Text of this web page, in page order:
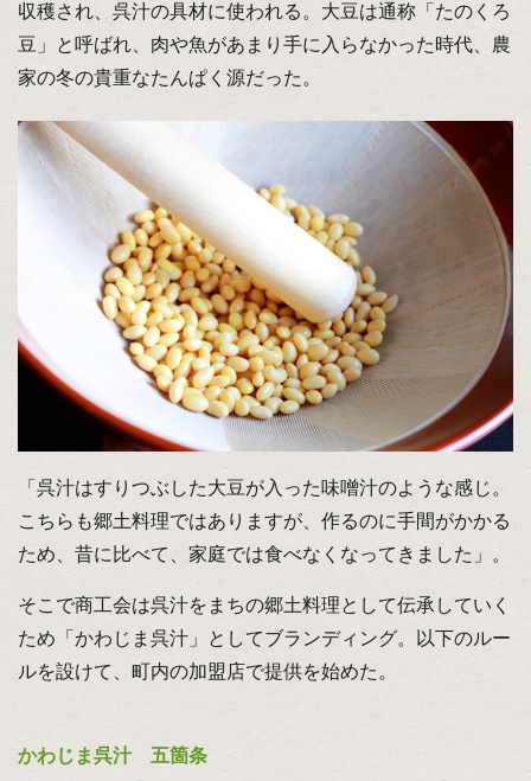
収穫され、呉汁の具材に使われる。大豆は通称「たのくろ
豆」と呼ばれ、肉や魚があまり手に入らなかった時代、農
家の冬の貴重なたんぱく源だった。
「呉汁はすりつぶした大豆が入った味噌汁のような感じ。
こちらも郷土料理ではありますが、作るのに手間がかかる
ため、昔に比べて、家庭では食べなくなってきました」。
そこで商工会は呉汁をまちの郷土料理として伝承していく
ため「かわじま呉汁」としてブランディング。以下のルー
ルを設けて、町内の加盟店で提供を始めた。
かわじま呉汁 五箇条